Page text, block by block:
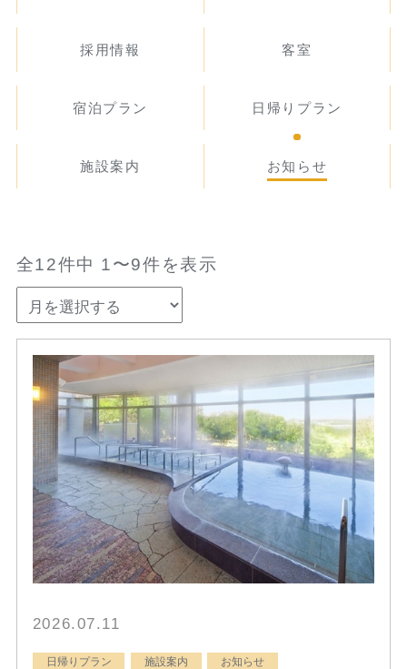
採用情報 客室
宿泊プラン 日帰りプラン
施設案内 お知らせ
全12件中 1〜9件を表示
2026.07.11
日帰りプラン 施設案内 お知らせ